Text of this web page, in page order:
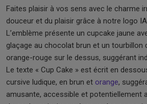
Faites plaisir à vos sens avec le charme
douceur et du plaisir grâce à notre logo
L’emblème présente un cupcake jaune
glaçage au chocolat brun et un tourbillon
orange-rouge sur le dessus, suggérant
Le texte « Cup Cake » est écrit en
cursive ludique, en brun et orange,
amusante, accessible et potentiellement